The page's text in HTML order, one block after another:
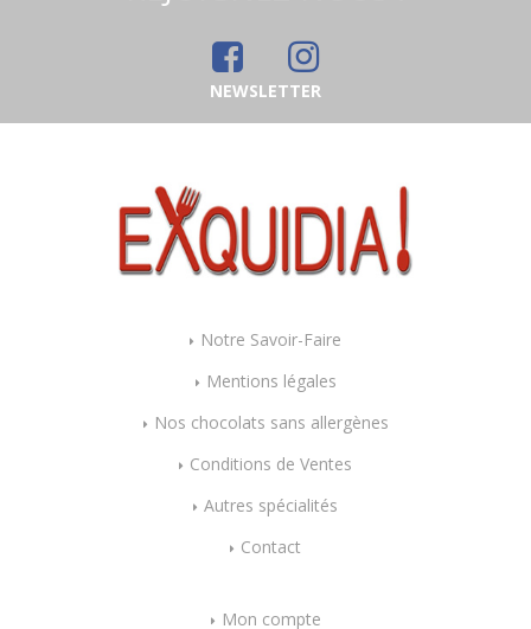
NEWSLETTER
Notre Savoir-Faire
Mentions légales
Nos chocolats sans allergènes
Conditions de Ventes
Autres spécialités
Contact
Mon compte